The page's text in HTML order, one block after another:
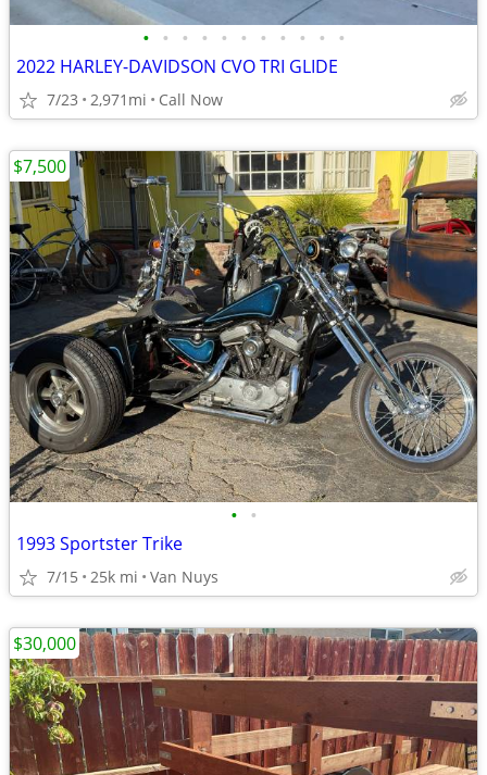
• • • • • • • • • • •
2022 HARLEY-DAVIDSON CVO TRI GLIDE
7/23 2,971mi Call Now
• •
1993 Sportster Trike
7/15 25k mi Van Nuys
$7,500
$30,000